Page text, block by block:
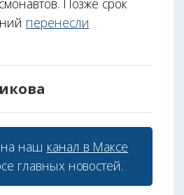
перенесли
наш канал в Максе
главных новостей.